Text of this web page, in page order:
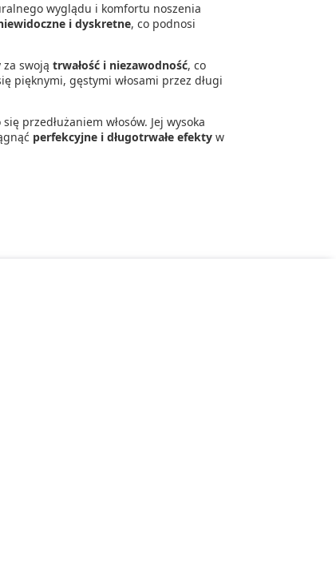
wyglądu i komfortu noszenia
i dyskretne, co podnosi
za swojątrwałość i niezawodność, co
pięknymi, gęstymi włosami przez długi
przedłużaniem włosów. Jej wysoka
perfekcyjne i długotrwałe efekty w